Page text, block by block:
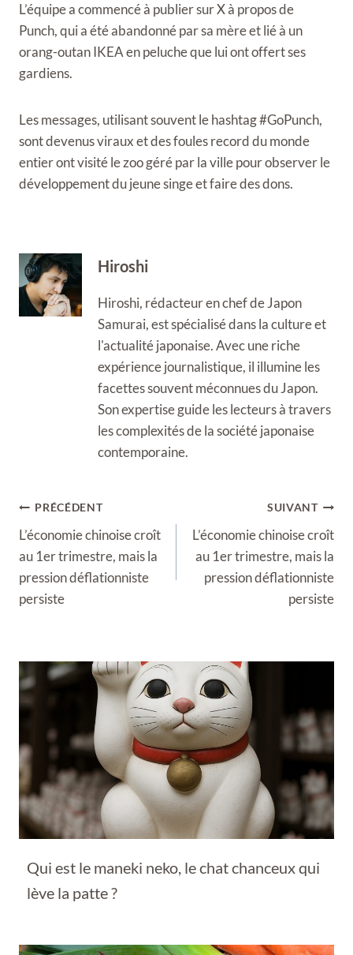
L’équipe a commencé à publier sur X à propos de
Punch, qui a été abandonné par sa mère et lié à un
orang-outan IKEA en peluche que lui ont offert ses
gardiens.
Les messages, utilisant souvent le hashtag #GoPunch,
sont devenus viraux et des foules record du monde
entier ont visité le zoo géré par la ville pour observer le
développement du jeune singe et faire des dons.
Hiroshi
Hiroshi, rédacteur en chef de Japon
Samurai, est spécialisé dans la culture et
l'actualité japonaise. Avec une riche
expérience journalistique, il illumine les
facettes souvent méconnues du Japon.
Son expertise guide les lecteurs à travers
les complexités de la société japonaise
contemporaine.
Navigation
de
l’article
PRÉCÉDENT
L’économie chinoise croît
au 1er trimestre, mais la
pression déflationniste
persiste
SUIVANT
L’économie chinoise croît
au 1er trimestre, mais la
pression déflationniste
persiste
Qui est le maneki neko, le chat chanceux qui
lève la patte ?